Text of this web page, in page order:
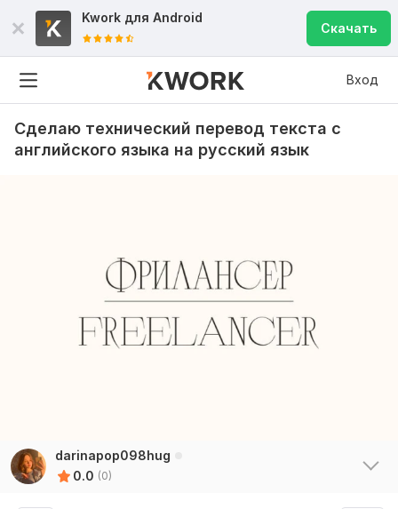
Kwork для Android
Скачать
Вход
Сделаю технический перевод текста с
английского языка на русский язык
darinapop098hug
0.0 (0)